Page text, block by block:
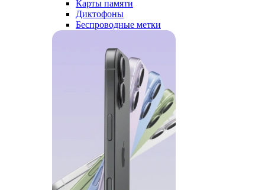
Карты памяти
Диктофоны
Беспроводные метки